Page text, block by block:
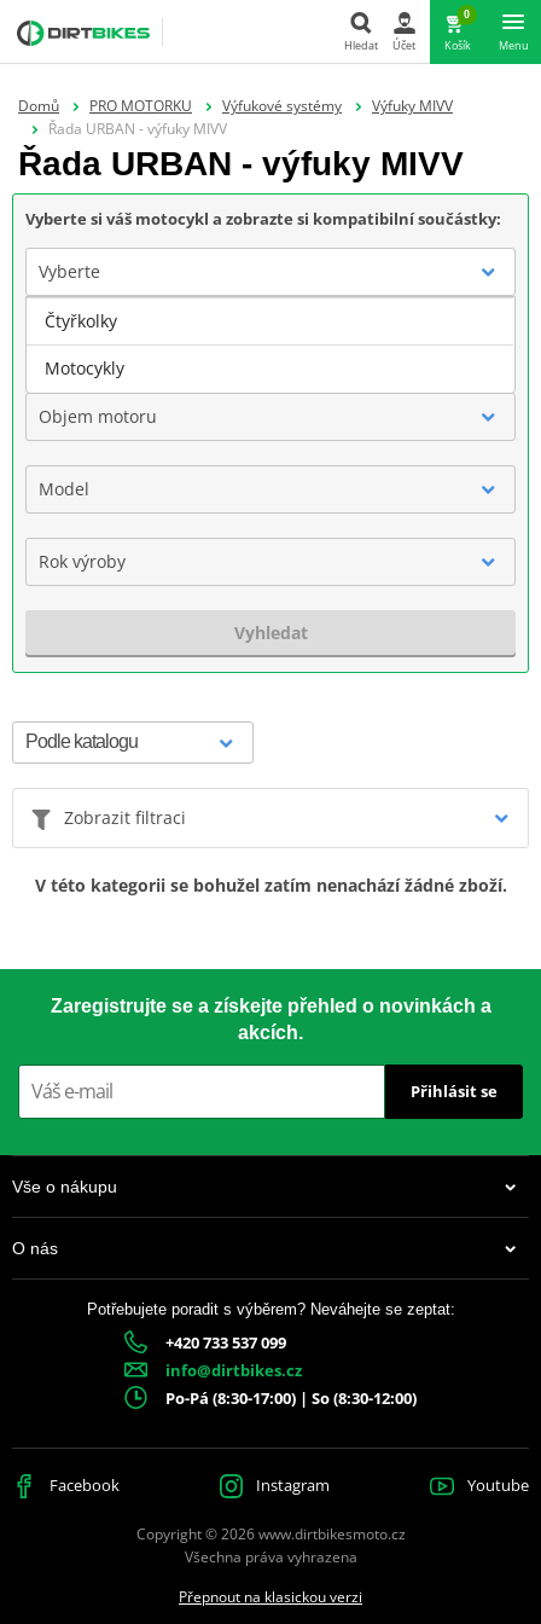
Hledat
Hledat Účet
0
Košík Menu
Domů PRO MOTORKU Výfukové systémy
Výfuky MIVV
Řada URBAN - výfuky MIVV
Řada URBAN - výfuky MIVV
Vyberte si váš motocykl a zobrazte si kompatibilní součástky:
Vyberte
Značka
Objem motoru
Model
Rok výroby
Vyhledat
Zobrazit filtraci
V této kategorii se bohužel zatím nenachází žádné zboží.
Zaregistrujte se a získejte přehled o novinkách a
akcích.
Přihlásit se
Vše o nákupu
O nás
Potřebujete poradit s výběrem? Neváhejte se zeptat:
+420 733 537 099
info@dirtbikes.cz
Po-Pá (8:30-17:00) | So (8:30-12:00)
Facebook Instagram Youtube
Copyright © 2026 www.dirtbikesmoto.cz
Všechna práva vyhrazena
Přepnout na klasickou verzi
Čtyřkolky
Motocykly